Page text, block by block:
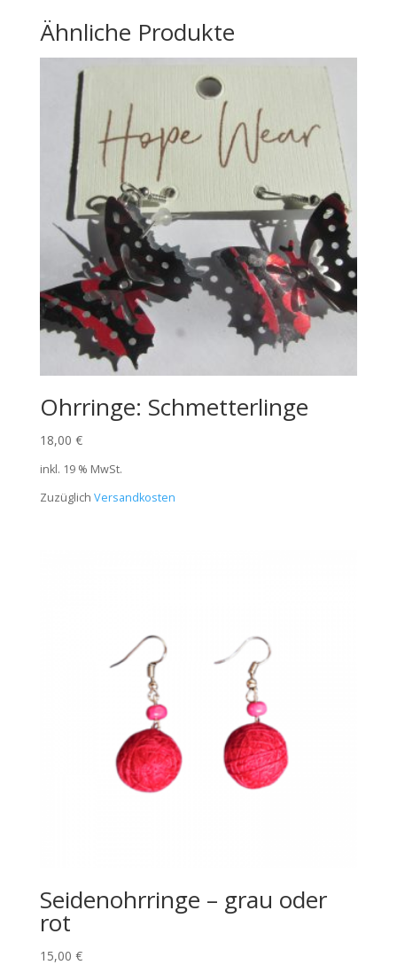
Ähnliche Produkte
Ohrringe: Schmetterlinge
18,00 €
inkl. 19 % MwSt.
Zuzüglich Versandkosten
Seidenohrringe – grau oder
rot
15,00 €